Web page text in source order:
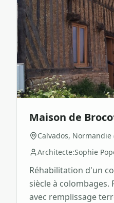
Maison de
Calvados, Normandie
Architecte:Sophie
Réhabilitation d'un
siècle à
avec remplissage